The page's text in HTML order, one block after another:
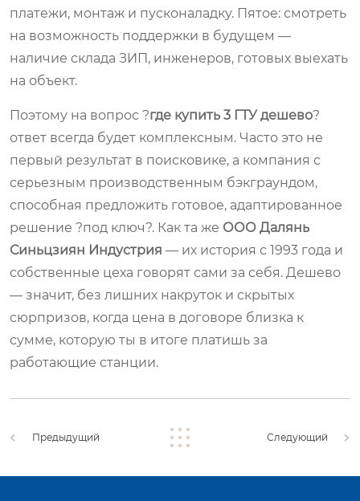
платежи, монтаж и пусконаладку. Пятое: смотреть
на возможность поддержки в будущем —
наличие склада ЗИП, инженеров, готовых выехать
на объект.
Поэтому на вопрос ?где купить 3 ГТУ дешево?
ответ всегда будет комплексным. Часто это не
первый результат в поисковике, а компания с
серьезным производственным бэкграундом,
способная предложить готовое, адаптированное
решение ?под ключ?. Как та же ООО Далянь
Синьцзиян Индустрия — их история с 1993 года и
собственные цеха говорят сами за себя. Дешево
— значит, без лишних накруток и скрытых
сюрпризов, когда цена в договоре близка к
сумме, которую ты в итоге платишь за
работающие станции.
Предыдущий Следующий